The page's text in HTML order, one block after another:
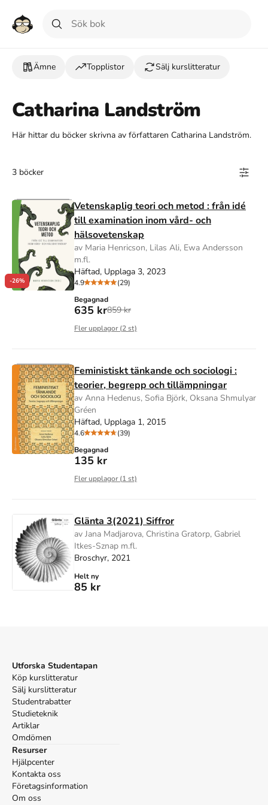
Ämne Topplistor Sälj kurslitteratur
Catharina Landström
Här hittar du böcker skrivna av författaren Catharina Landström.
3 böcker
-26%
Vetenskaplig teori och metod : från idé
till examination inom vård- och
hälsovetenskap
av Maria Henricson, Lilas Ali, Ewa Andersson
m.fl.
Häftad, Upplaga 3, 2023
4.9
(29)
Begagnad
635 kr859 kr
Fler upplagor (2st)
Feministiskt tänkande och sociologi :
teorier, begrepp och tillämpningar
av Anna Hedenus, Sofia Björk, Oksana Shmulyar
Gréen
Häftad, Upplaga 1, 2015
4.6
(39)
Begagnad
135 kr
Fler upplagor (1st)
Glänta 3(2021) Siffror
av Jana Madjarova, Christina Gratorp, Gabriel
Itkes-Sznap m.fl.
Broschyr, 2021
Helt ny
85 kr
Utforska Studentapan
Köp kurslitteratur
Sälj kurslitteratur
Studentrabatter
Studieteknik
Artiklar
Omdömen
Resurser
Hjälpcenter
Kontakta oss
Företagsinformation
Om oss